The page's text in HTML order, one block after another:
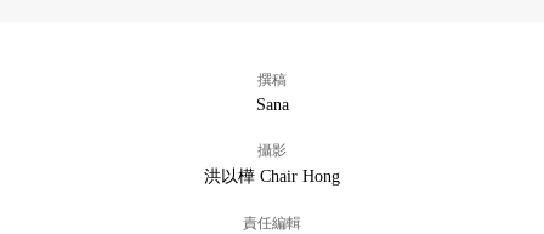
撰稿
Sana
攝影
洪以樺 Chair Hong
責任編輯